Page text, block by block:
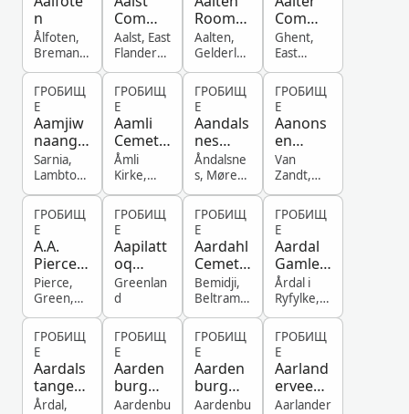
n
Ålfoten,
Bremang
og
Fjordane,
Norway
Commu
nal
Cemete
ry
Aalst, East
Flanders,
Rooms-
Katholie
ke
Begraaf
plaats
Aalten,
Gelderlan
Netherla
nds
Commu
nal
Cemete
ry
Ghent,
East
Belgium
ГРОБИЩ
Е
Aamjiw
naang
First
Nations
Cemete
ry
Sarnia,
Lambton,
Ontario,
Canada
ГРОБИЩ
Е
Aamli
Cemete
ry
Åmli
Kirke,
Åmli,
Aust-
Agder,
Norway
ГРОБИЩ
Е
Aandals
nes
Church
Cemete
ry
Åndalsne
s, Møre
og
Romsdal,
Norway
ГРОБИЩ
Е
Aanons
en
Cemete
ry
Van
Zandt,
Texas,
United
States
ГРОБИЩ
Е
A.A.
Pierce
Cemete
ry
Pierce,
Green,
United
States
ГРОБИЩ
Е
Aapilatt
oq
Church
Cemete
ry
Greenlan
d
ГРОБИЩ
Е
Aardahl
Cemete
ry
Bemidji,
Beltrami,
a, United
States
ГРОБИЩ
Е
Aardal
Gamle
Kyrkje
Årdal i
Ryfylke,
d,
Rogaland,
Norway
ГРОБИЩ
Е
Aardals
tangen
Cemete
Årdal,
ГРОБИЩ
Е
Aarden
burg
General
Aardenbu
ГРОБИЩ
Е
Aarden
burg
Roman
Aardenbu
ГРОБИЩ
Е
Aarland
erveen
Begraaf
Aarlander